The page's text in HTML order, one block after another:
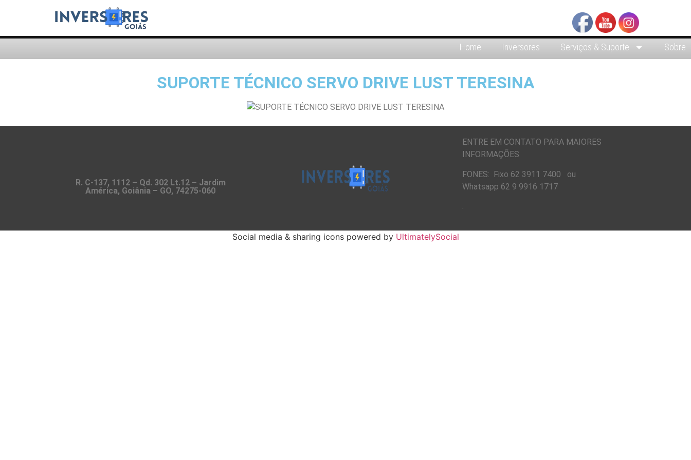
Home Inversores Serviços & Suporte Sobre
SUPORTE TÉCNICO SERVO DRIVE LUST TERESINA
R. C-137, 1112 – Qd. 302 Lt.12 – Jardim
América, Goiânia – GO, 74275-060
ENTRE EM CONTATO PARA MAIORES
INFORMAÇÕES
FONES: Fixo 62 3911 7400 ou
Whatsapp 62 9 9916 1717
.
Social media & sharing icons powered by UltimatelySocial